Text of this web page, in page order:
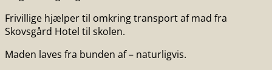
Frivillige hjælper til omkring transport af mad fra
Skovsgård Hotel til skolen.
Maden laves fra bunden af – naturligvis.